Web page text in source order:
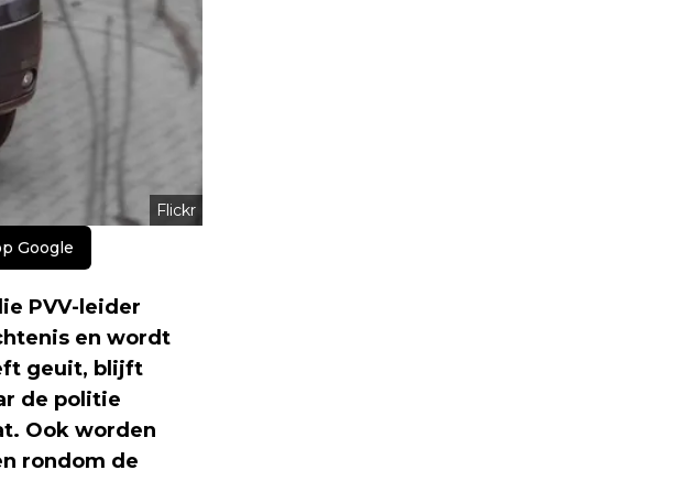
Flickr
Google
PVV-leider
en wordt
geuit, blijft
de politie
Ook worden
rondom de